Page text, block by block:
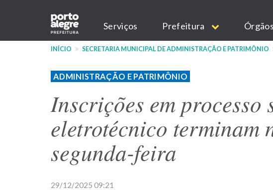
conteúdo
Main
navigation
Serviços Prefeitura Órgãos
INÍCIO SECRETARIA MUNICIPAL DE ADMINISTRAÇÃO E PATRIMÔNIO
ADMINISTRAÇÃO E PATRIMÔNIO
Inscrições em processo
eletrotécnico terminam
segunda-feira
29/12/2025 09:21